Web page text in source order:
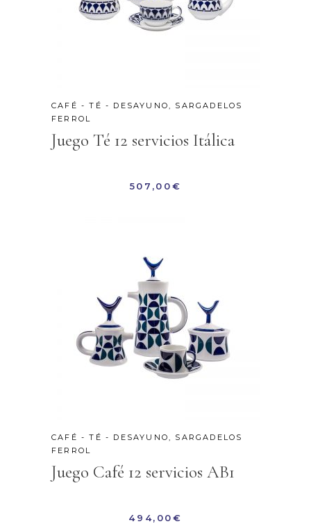
CAFÉ - TÉ - DESAYUNO, SARGADELOS
FERROL
Juego Té 12 servicios Itálica
507,00€
CAFÉ - TÉ - DESAYUNO, SARGADELOS
FERROL
Juego Café 12 servicios AB1
494,00€